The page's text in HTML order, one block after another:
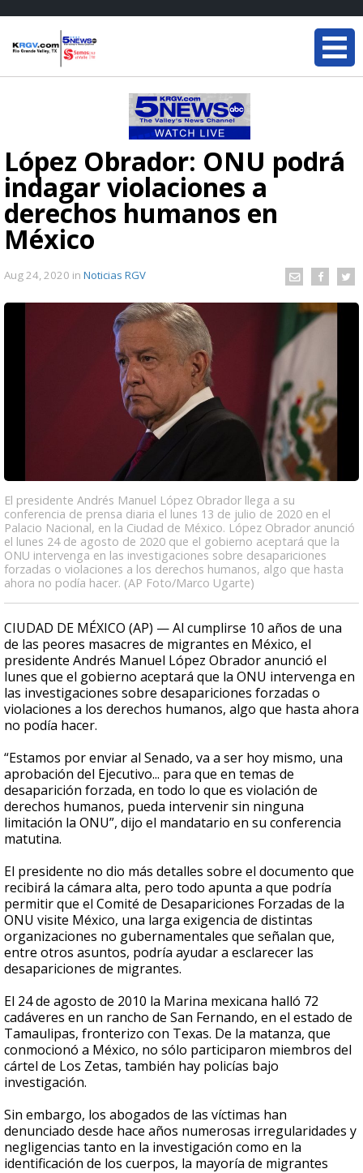
López Obrador: ONU podrá
indagar violaciones a
derechos humanos en
México
Aug 24, 2020 in Noticias RGV
El presidente Andrés Manuel López Obrador llega a su
conferencia de prensa diaria el lunes 13 de julio de 2020 en el
Palacio Nacional, en la Ciudad de México. López Obrador anunció
el lunes 24 de agosto de 2020 que el gobierno aceptará que la
ONU intervenga en las investigaciones sobre desapariciones
forzadas o violaciones a los derechos humanos, algo que hasta
ahora no podía hacer. (AP Foto/Marco Ugarte)
CIUDAD DE MÉXICO (AP) — Al cumplirse 10 años de una
de las peores masacres de migrantes en México, el
presidente Andrés Manuel López Obrador anunció el
lunes que el gobierno aceptará que la ONU intervenga en
las investigaciones sobre desapariciones forzadas o
violaciones a los derechos humanos, algo que hasta ahora
no podía hacer.
“Estamos por enviar al Senado, va a ser hoy mismo, una
aprobación del Ejecutivo... para que en temas de
desaparición forzada, en todo lo que es violación de
derechos humanos, pueda intervenir sin ninguna
limitación la ONU”, dijo el mandatario en su conferencia
matutina.
El presidente no dio más detalles sobre el documento que
recibirá la cámara alta, pero todo apunta a que podría
permitir que el Comité de Desapariciones Forzadas de la
ONU visite México, una larga exigencia de distintas
organizaciones no gubernamentales que señalan que,
entre otros asuntos, podría ayudar a esclarecer las
desapariciones de migrantes.
El 24 de agosto de 2010 la Marina mexicana halló 72
cadáveres en un rancho de San Fernando, en el estado de
Tamaulipas, fronterizo con Texas. De la matanza, que
conmocionó a México, no sólo participaron miembros del
cártel de Los Zetas, también hay policías bajo
investigación.
Sin embargo, los abogados de las víctimas han
denunciado desde hace años numerosas irregularidades y
negligencias tanto en la investigación como en la
identificación de los cuerpos, la mayoría de migrantes